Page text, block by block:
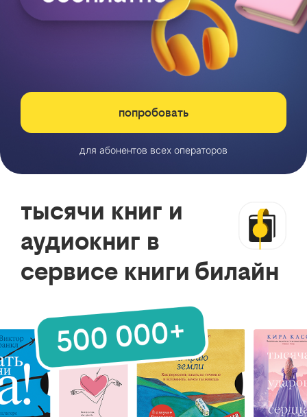
попробовать
для абонентов всех операторов
тысячи книг и
аудиокниг в
сервисе книги билайн